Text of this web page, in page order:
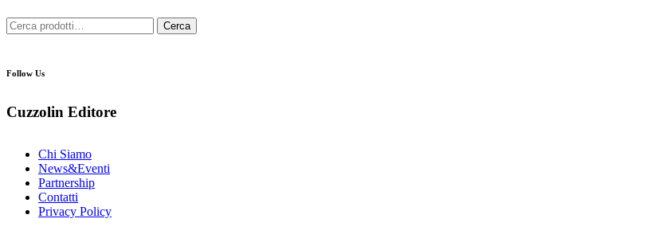
Cerca: Cerca
Follow Us
Cuzzolin Editore
Chi Siamo
News&Eventi
Partnership
Contatti
Privacy Policy